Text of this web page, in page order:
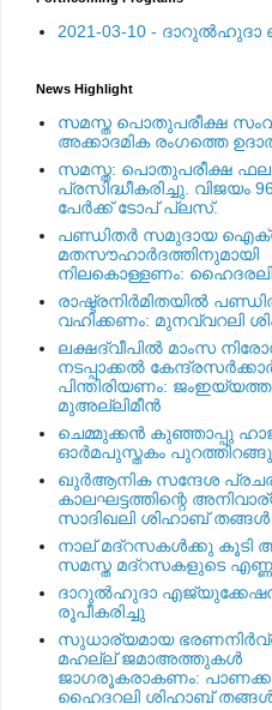
2021-03-10 - ദാറുല്‍ഹുദാ
News Highlight
സമസ്ത പൊതുപരീക്ഷ
അക്കാദമിക രംഗത്തെ
സമസ്ത: പൊതുപരീക്ഷ
പ്രസിദ്ധീകരിച്ചു. വിജയം
പേര്‍ക്ക് ടോപ് പ്ലസ്.
പണ്ഡിതര്‍ സമുദായ
മതസൗഹാര്‍ദത്തിനുമായി
നിലകൊള്ളണം:
രാഷ്ട്രനിര്‍മിതയില്‍
വഹിക്കണം: മുനവ്വറലി
ലക്ഷദ്വീപില്‍ മാംസ
നടപ്പാക്കല്‍
പിന്തിരിയണം:
മുഅല്ലിമീന്‍
ചെമ്മുക്കന്‍ കുഞ്ഞാപ്പു
ഓര്‍മപുസ്തകം
ഖുര്‍ആനിക സന്ദേശ
കാലഘട്ടത്തിന്റെ
സാദിഖലി ശിഹാബ് തങ്ങള്‍
നാല് മദ്‌റസകള്‍ക്കു കൂടി
സമസ്ത മദ്‌റസകളുടെ
ദാറുല്‍ഹുദാ
രൂപീകരിച്ചു
സുധാര്യമായ
മഹല്ല് ജമാഅത്തുകള്‍
ജാഗരൂകരാകണം:
ഹൈദറലി ശിഹാബ്